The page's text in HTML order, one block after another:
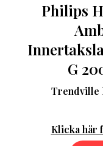
Philips
G
Trendville
Klicka här